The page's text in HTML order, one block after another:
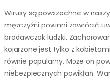
Wirusy są powszechne w
mężczyźni powinni zawrócić
brodawczak ludzki.
kojarzone jest tylko z
równie popularny. Może on
niebezpiecznych powikłań.